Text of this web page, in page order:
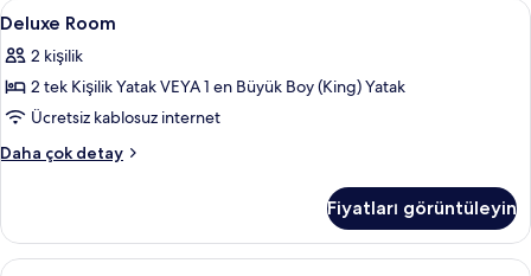
fotoğrafları
görün
Den
hakkında
daha
detay
Deluxe
Room
için
tüm
fotoğrafları
görün
Odada kasa, masa, güneşlik/perde,
5
Deluxe Room
2 kişilik
2 tek Kişilik Yatak VEYA 1 en Büyük Boy (King) Yatak
Ücretsiz kablosuz internet
Daha çok detay
Deluxe
fazla
detay
Fiyatları görüntüleyin
Premier
Odada kasa, masa, güneşlik/perde,